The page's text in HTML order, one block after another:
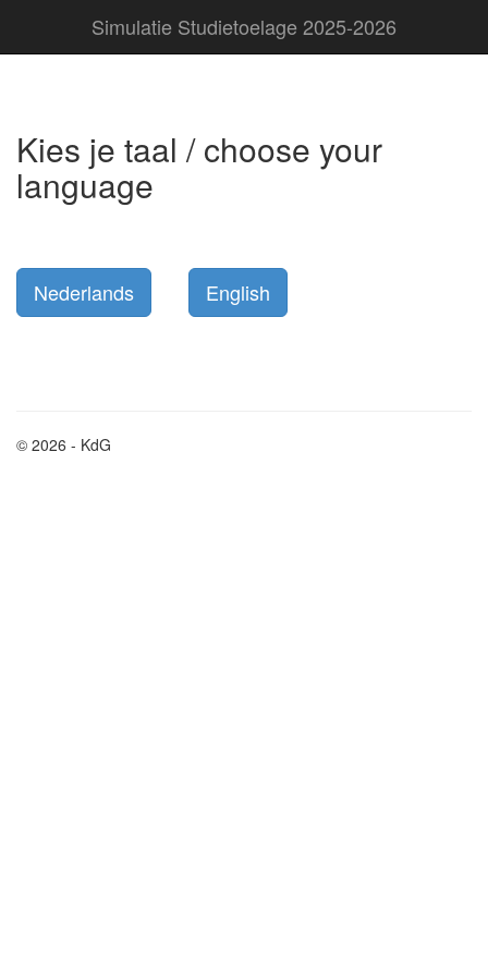
Simulatie Studietoelage 2025-2026
Kies je taal / choose your
language
© 2026 - KdG